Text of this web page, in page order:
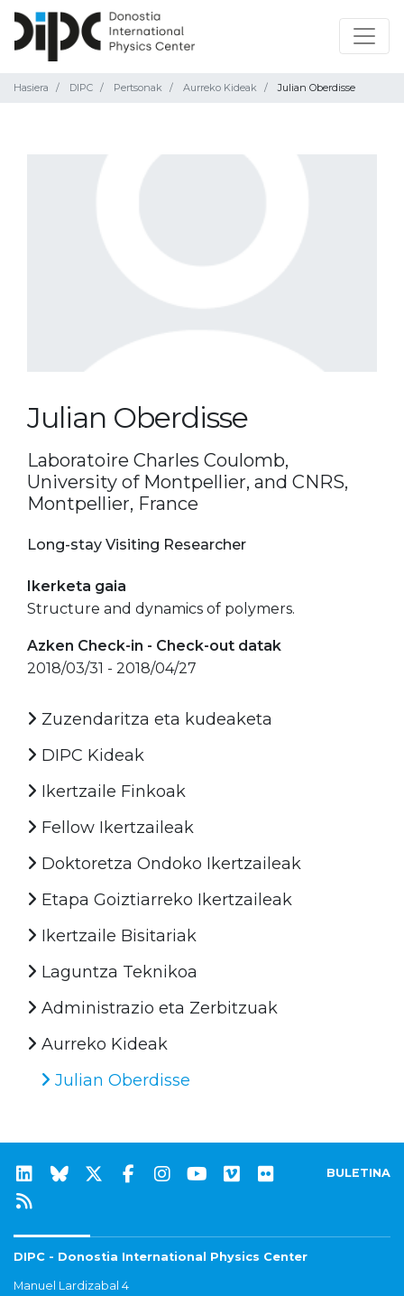
Hasiera DIPC Pertsonak Aurreko Kideak Julian Oberdisse
Julian Oberdisse
Laboratoire Charles Coulomb,
University of Montpellier, and CNRS,
Montpellier, France
Long-stay Visiting Researcher
Ikerketa gaia
Structure and dynamics of polymers.
Azken Check-in - Check-out datak
2018/03/31 - 2018/04/27
Zuzendaritza eta kudeaketa
DIPC Kideak
Ikertzaile Finkoak
Fellow Ikertzaileak
Doktoretza Ondoko Ikertzaileak
Etapa Goiztiarreko Ikertzaileak
Ikertzaile Bisitariak
Laguntza Teknikoa
Administrazio eta Zerbitzuak
Aurreko Kideak
Julian Oberdisse
BULETINA
DIPC - Donostia International Physics Center
Manuel Lardizabal 4